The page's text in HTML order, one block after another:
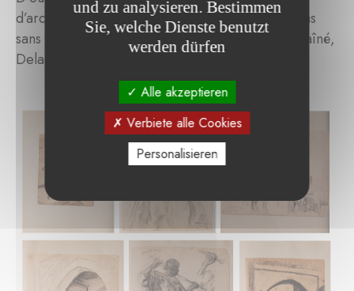
d’architecture, portraits sur le vif, qui ne sont pas
sans rappeler la façon de procéder d’un grand aîné,
Delacroix.
und zu analysieren. Bestimmen
Sie, welche Dienste benutzt
werden dürfen
Alle akzeptieren
Verbiete alle Cookies
Personalisieren